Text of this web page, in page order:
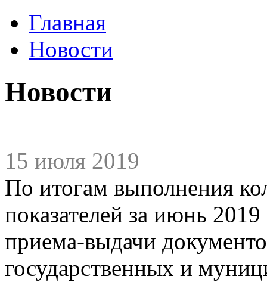
Главная
Новости
Новости
15 июля 2019
По итогам выполнения
показателей за июнь
приема-выдачи
государственных и